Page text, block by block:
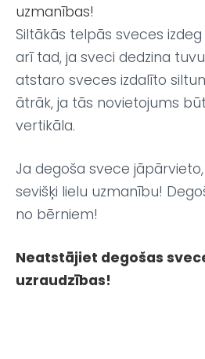
uzmanības!
Siltākās telpās sveces
arī tad, ja sveci dedzina
atstaro sveces izdalīto
ātrāk, ja tās novietojums
vertikāla.
Ja degoša svece
sevišķi lielu uzmanību!
no bērniem!
Neatstājiet degošas
uzraudzības!